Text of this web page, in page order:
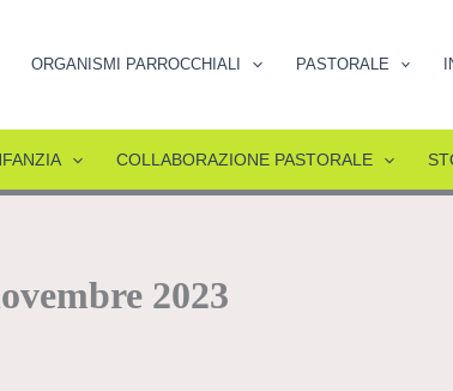
ORGANISMI PARROCCHIALI PASTORALE
COLLABORAZIONE PASTORALE
2023